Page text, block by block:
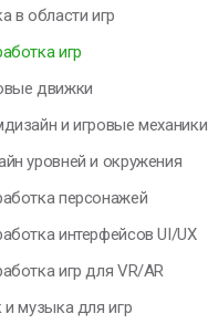
в области игр
игр
движки
и игровые механики
уровней и окружения
персонажей
интерфейсов UI/UX
игр для VR/AR
и музыка для игр